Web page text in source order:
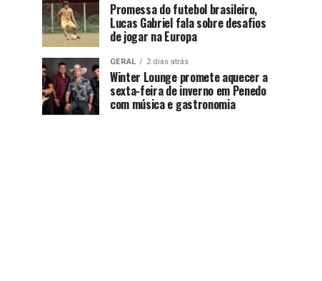
Promessa do futebol brasileiro,
Lucas Gabriel fala sobre desafios
de jogar na Europa
GERAL 2 dias atrás
Winter Lounge promete aquecer a
sexta-feira de inverno em Penedo
com música e gastronomia